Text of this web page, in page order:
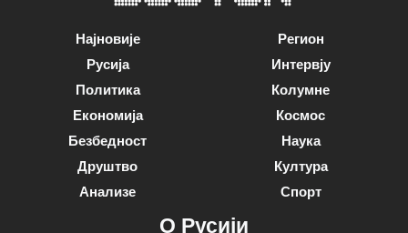
Најновије
Русија
Политика
Економија
Безбедност
Друштво
Анализе
Регион
Интервју
Колумне
Космос
Наука
Култура
Спорт
О Русији